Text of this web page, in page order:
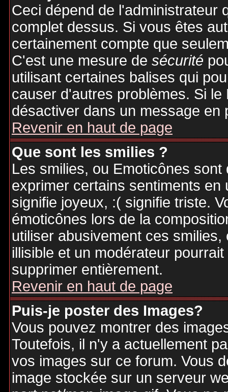
Ceci dépend de l'administrateur
complet dessus. Si vous êtes
certainement compte que
C'est une mesure desécurité
utilisant certaines balises qui
causer d'autres problèmes. Si
désactiver dans un message en
Revenir en haut de page
Que sont les smilies ?
Les smilies, ou Emoticônes
exprimer certains sentiments
signifie joyeux, :( signifie triste.
émoticônes lors de la
utiliser abusivement ces
illisible et un modérateur
supprimer entièrement.
Revenir en haut de page
Puis-je poster des Images?
Vous pouvez montrer des
Toutefois, il n'y a actuellement
vos images sur ce forum. Vous
image stockée sur un serveur